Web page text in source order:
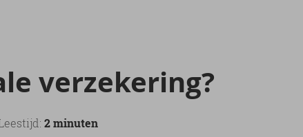
ver­ze­ke­ring?
2 minuten